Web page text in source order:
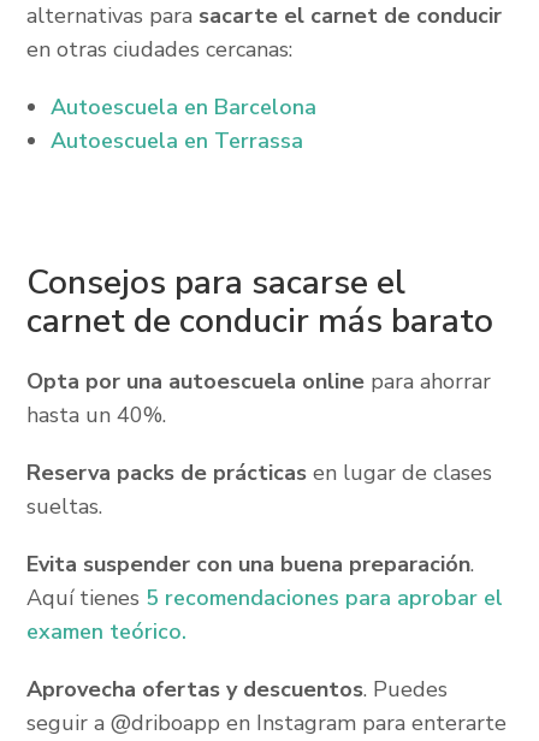
alternativas para sacarte el carnet de conducir
en otras ciudades cercanas:
Autoescuela en Barcelona
Autoescuela en Terrassa
Consejos para sacarse el
carnet de conducir más barato
Opta por una autoescuela online para ahorrar
hasta un 40%.
Reserva packs de prácticas en lugar de clases
sueltas.
Evita suspender con una buena preparación.
Aquí tienes 5 recomendaciones para aprobar el
examen teórico.
Aprovecha ofertas y descuentos. Puedes
seguir a @driboapp en Instagram para enterarte